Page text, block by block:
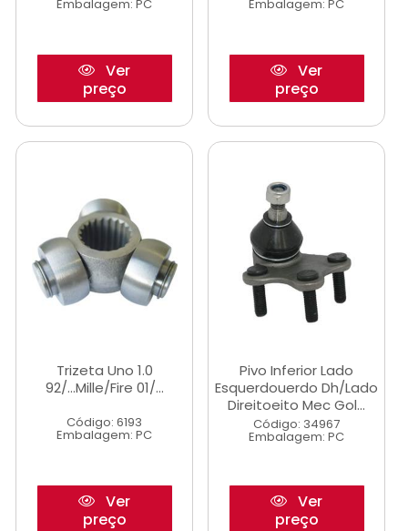
Embalagem: PC
Ver
preço
Embalagem: PC
Ver
preço
Trizeta Uno 1.0
92/...Mille/Fire 01/...
Código: 6193
Embalagem: PC
Ver
preço
Pivo Inferior Lado
Esquerdouerdo Dh/Lado
Direitoeito Mec Gol...
Código: 34967
Embalagem: PC
Ver
preço